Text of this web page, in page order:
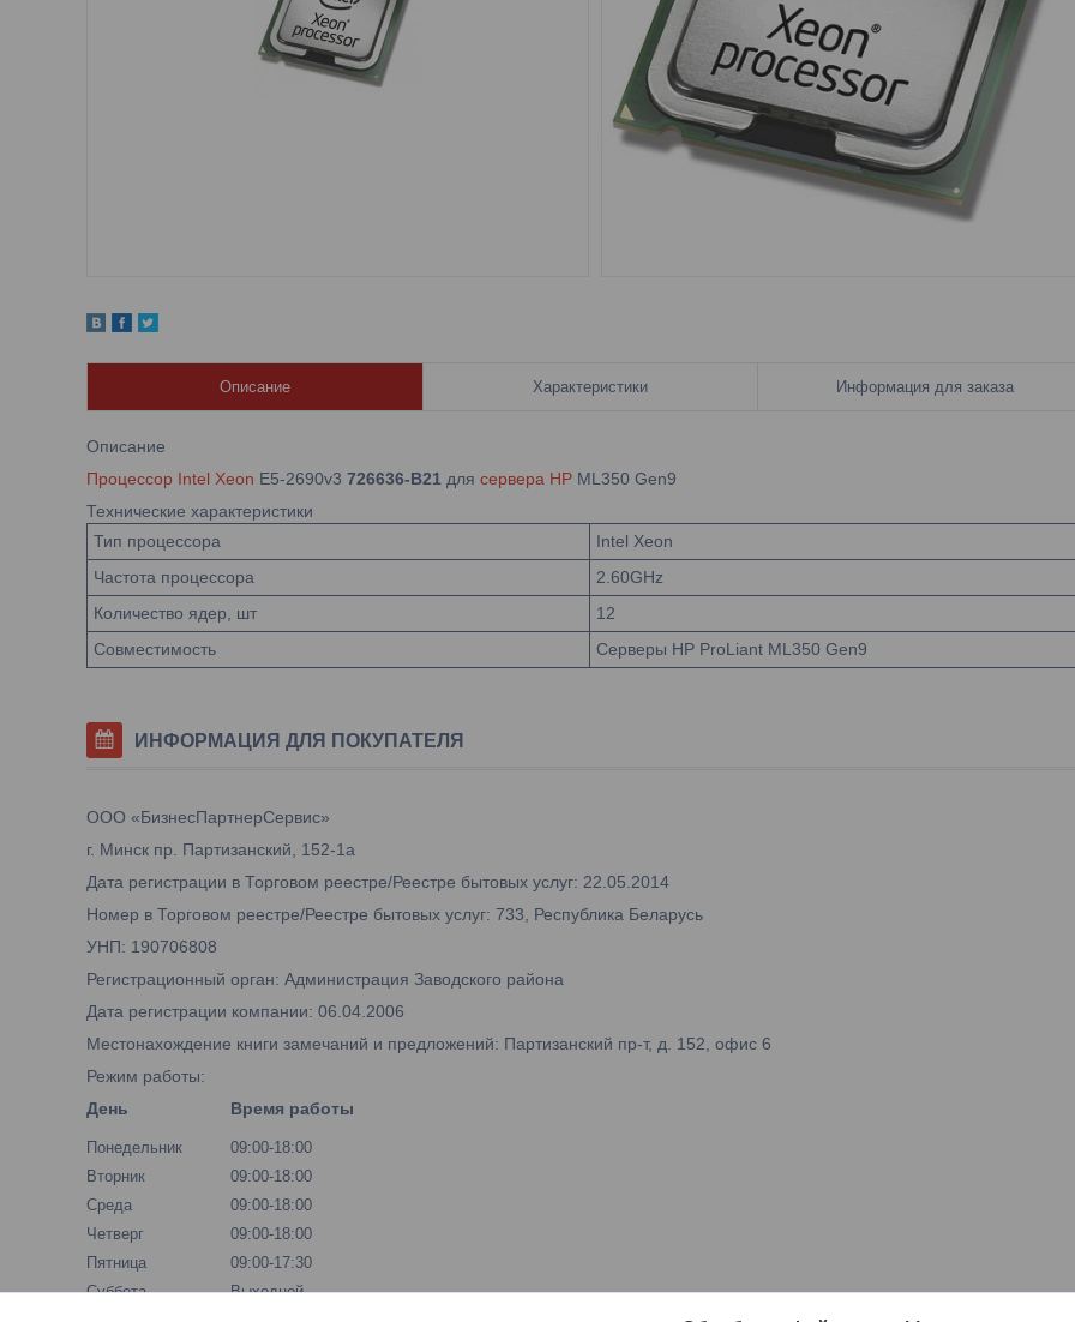
Описание Характеристики Информация для заказа
Описание
Процессор Intel Xeon E5-2690v3 726636-B21 для сервера HP ML350 Gen9
Технические характеристики
Тип процессора
Intel Xeon
Частота процессора
2.60GHz
Количество ядер, шт
12
Совместимость
Серверы HP ProLiant ML350 Gen9
ИНФОРМАЦИЯ ДЛЯ ПОКУПАТЕЛЯ
ООО «БизнесПартнерСервис»
г. Минск пр. Партизанский, 152-1а
Дата регистрации в Торговом реестре/Реестре бытовых услуг: 22.05.2014
Номер в Торговом реестре/Реестре бытовых услуг: 733, Республика Беларусь
УНП: 190706808
Регистрационный орган: Администрация Заводского района
Дата регистрации компании: 06.04.2006
Местонахождение книги замечаний и предложений: Партизанский пр-т, д. 152, офис 6
Режим работы:
День
Время работы
Понедельник
09:00-18:00
Вторник
09:00-18:00
Среда
09:00-18:00
Четверг
09:00-18:00
Пятница
09:00-17:30
Суббота
Выходной